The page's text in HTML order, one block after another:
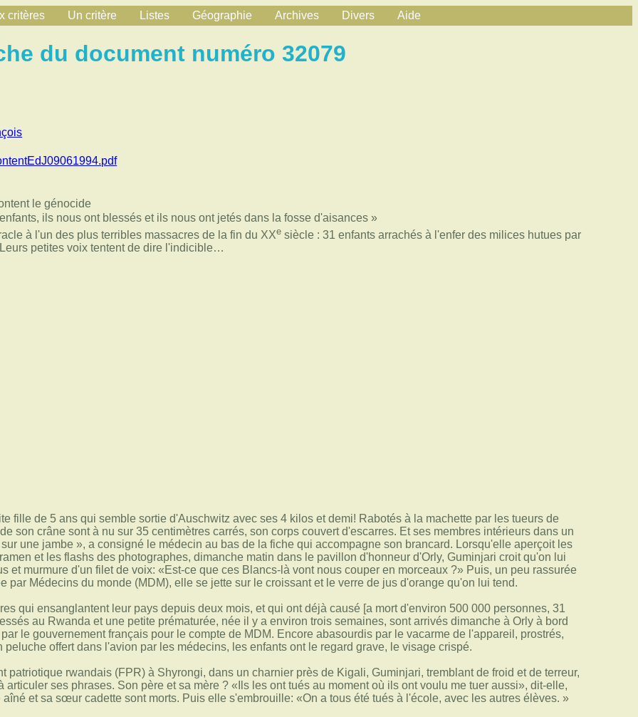
critères Un critère Listes Géographie Archives Divers Aide
du document numéro 32079
le génocide
ils nous ont blessés et ils nous ont jetés dans la fosse d'aisances »
à l'un des plus terribles massacres de la fin du XXe siècle : 31 enfants arrachés à l'enfer des milices hutues par
petites voix tentent de dire l'indicible…
fille de 5 ans qui semble sortie d'Auschwitz avec ses 4 kilos et demi! Rabotés à la machette par les tueurs de
son crâne sont à nu sur 35 centimètres carrés, son corps couvert d'escarres. Et ses membres intérieurs dans un
une jambe », a consigné le médecin au bas de la fiche qui accompagne son brancard. Lorsqu'elle aperçoit les
et les flashs des photographes, dimanche matin dans le pavillon d'honneur d'Orly, Guminjari croit qu'on lui
et murmure d'un filet de voix: «Est-ce que ces Blancs-là vont nous couper en morceaux ?» Puis, un peu rassurée
par Médecins du monde (MDM), elle se jette sur le croissant et le verre de jus d'orange qu'on lui tend.
qui ensanglantent leur pays depuis deux mois, et qui ont déjà causé [a mort d'environ 500 000 personnes, 31
au Rwanda et une petite prématurée, née il y a environ trois semaines, sont arrivés dimanche à Orly à bord
le gouvernement français pour le compte de MDM. Encore abasourdis par le vacarme de l'appareil, prostrés,
peluche offert dans l'avion par les médecins, les enfants ont le regard grave, le visage crispé.
patriotique rwandais (FPR) à Shyrongi, dans un charnier près de Kigali, Guminjari, tremblant de froid et de terreur,
articuler ses phrases. Son père et sa mère ? «Ils les ont tués au moment où ils ont voulu me tuer aussi», dit-elle,
aîné et sa sœur cadette sont morts. Puis elle s'embrouille: «On a tous été tués à l'école, avec les autres élèves. »